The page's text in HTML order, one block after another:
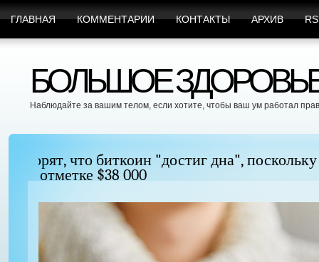
ГЛАВНАЯ КОММЕНТАРИИ КОНТАКТЫ АРХИВ
БОЛЬШОЕ
Наблюдайте за вашим телом, если хотите, чтобы ваш ум работал
Можно ли увеличить грудь без
придать ей форму?